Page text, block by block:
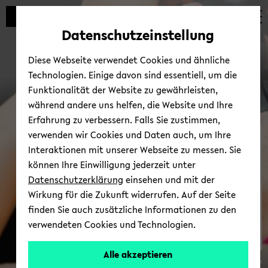
Automatische
vermeiden
zum
wechseln
zum
wechseln
zum
wechseln
Hoch­schul­sport
© Dirk Hor­mann
Datenschutzeinstellung
Diese Webseite verwendet Cookies und ähnliche
Technologien. Einige davon sind essentiell, um die
Funktionalität der Website zu gewährleisten,
während andere uns helfen, die Website und Ihre
Erfahrung zu verbessern. Falls Sie zustimmen,
verwenden wir Cookies und Daten auch, um Ihre
Interaktionen mit unserer Webseite zu messen. Sie
können Ihre Einwilligung jederzeit unter
Datenschutzerklärung einsehen und mit der
Wirkung für die Zukunft widerrufen. Auf der Seite
finden Sie auch zusätzliche Informationen zu den
verwendeten Cookies und Technologien.
Alle akzeptieren